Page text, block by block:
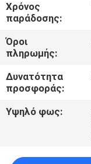
ΜΑΣ
ΕΛΆΤΕ
ΣΕ
ΕΠΑΦΉ
ΜΕ
Χρόνος
παράδοσης:
Όροι
πληρωμής:
Δυνατότητα
προσφοράς:
Υψηλό φως: